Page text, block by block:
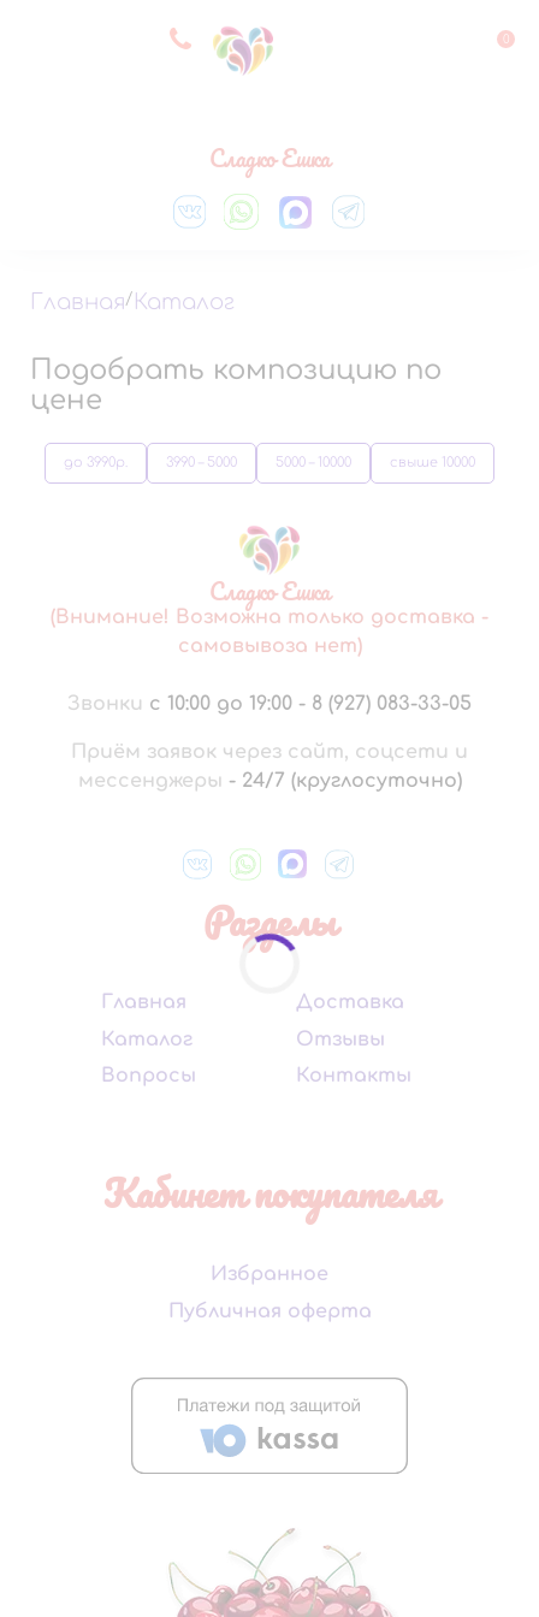
8 927 083 33 05 0
Сладко Ешка
Главная/ Каталог
Подобрать композицию по
цене
до 3990р. 3990 – 5000 5000 – 10000 свыше 10000
Сладко Ешка
(Внимание! Возможна только доставка -
самовывоза нет)
Звонки с 10:00 до 19:00 - 8 (927) 083-33-05
Приём заявок через сайт, соцсети и
мессенджеры - 24/7 (круглосуточно)
Разделы
Главная
Каталог
Вопросы
Доставка
Отзывы
Контакты
Кабинет покупателя
Избранное
Публичная оферта